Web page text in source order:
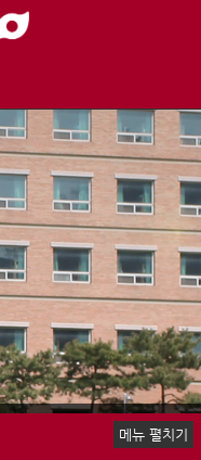
메뉴 펼치기